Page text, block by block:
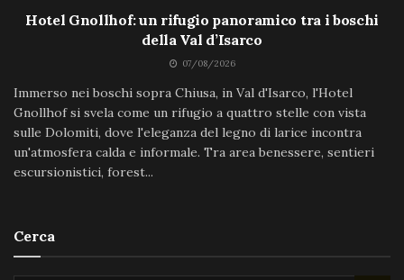
Hotel Gnollhof: un rifugio panoramico tra i boschi
della Val d’Isarco
07/08/2026
Immerso nei boschi sopra Chiusa, in Val d'Isarco, l'Hotel
Gnollhof si svela come un rifugio a quattro stelle con vista
sulle Dolomiti, dove l'eleganza del legno di larice incontra
un'atmosfera calda e informale. Tra area benessere, sentieri
escursionistici, forest...
Cerca